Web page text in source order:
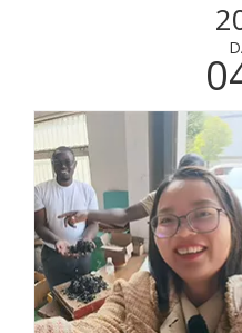
该计算机的各个方面有清晰
中的安装和操作至关重要
台圆管合缝机而言，电源连
客户需要